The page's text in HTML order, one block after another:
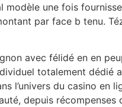
une fois
par face b tenu.
avec félidé en en
totalement dédié
l’univers du casino en
depuis